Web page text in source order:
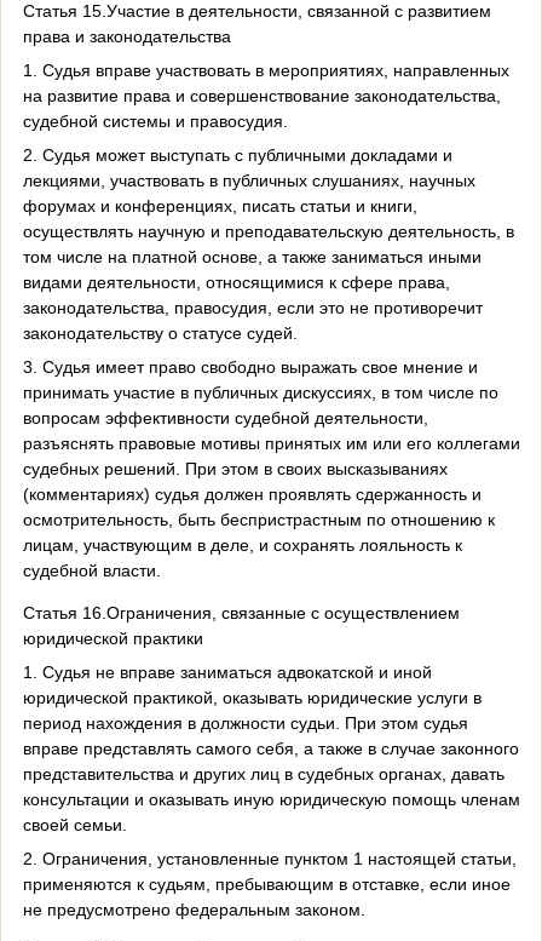
Статья 15.Участие в деятельности, связанной с развитием
права и законодательства
1. Судья вправе участвовать в мероприятиях, направленных
на развитие права и совершенствование законодательства,
судебной системы и правосудия.
2. Судья может выступать с публичными докладами и
лекциями, участвовать в публичных слушаниях, научных
форумах и конференциях, писать статьи и книги,
осуществлять научную и преподавательскую деятельность, в
том числе на платной основе, а также заниматься иными
видами деятельности, относящимися к сфере права,
законодательства, правосудия, если это не противоречит
законодательству о статусе судей.
3. Судья имеет право свободно выражать свое мнение и
принимать участие в публичных дискуссиях, в том числе по
вопросам эффективности судебной деятельности,
разъяснять правовые мотивы принятых им или его коллегами
судебных решений. При этом в своих высказываниях
(комментариях) судья должен проявлять сдержанность и
осмотрительность, быть беспристрастным по отношению к
лицам, участвующим в деле, и сохранять лояльность к
судебной власти.
Статья 16.Ограничения, связанные с осуществлением
юридической практики
1. Судья не вправе заниматься адвокатской и иной
юридической практикой, оказывать юридические услуги в
период нахождения в должности судьи. При этом судья
вправе представлять самого себя, а также в случае законного
представительства и других лиц в судебных органах, давать
консультации и оказывать иную юридическую помощь членам
своей семьи.
2. Ограничения, установленные пунктом 1 настоящей статьи,
применяются к судьям, пребывающим в отставке, если иное
не предусмотрено федеральным законом.